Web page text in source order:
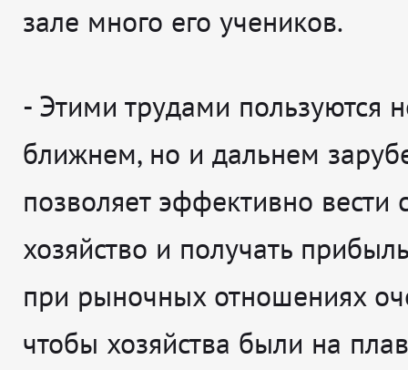
зале много его учеников.
- Этими трудами пользуются
ближнем, но и дальнем
позволяет эффективно вести
хозяйство и получать
при рыночных отношениях
чтобы хозяйства были на